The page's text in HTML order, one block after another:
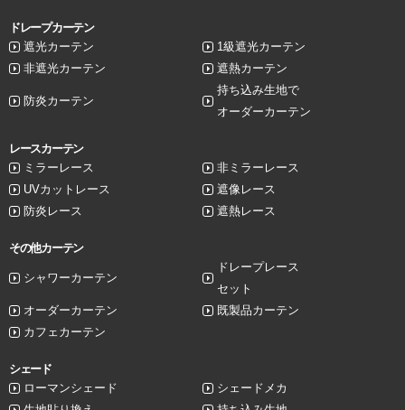
ドレープカーテン
遮光カーテン
1級遮光カーテン
非遮光カーテン
遮熱カーテン
防炎カーテン
持ち込み生地で
オーダーカーテン
レースカーテン
ミラーレース
非ミラーレース
UVカットレース
遮像レース
防炎レース
遮熱レース
その他カーテン
シャワーカーテン
ドレープレース
セット
オーダーカーテン
既製品カーテン
カフェカーテン
シェード
ローマンシェード
シェードメカ